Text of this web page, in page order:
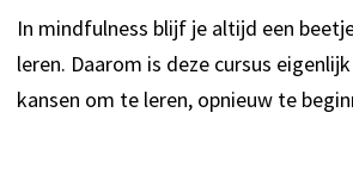
In mindfulness blijf je altijd een
leren. Daarom is deze cursus eigenlijk
kansen om te leren, opnieuw te